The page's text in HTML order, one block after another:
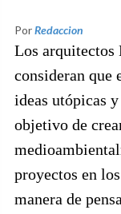
PorRedaccion
Los arquitectos
consideran que
ideas utópicas
objetivo de
proyectos en
manera de